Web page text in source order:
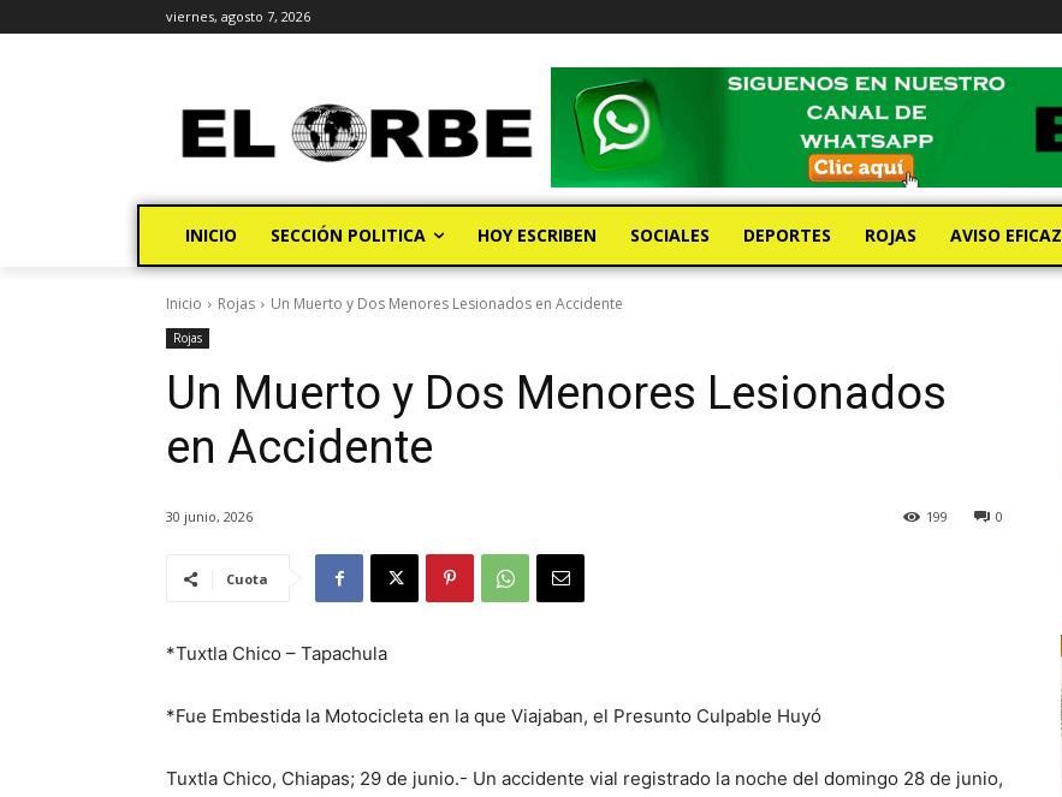
viernes, agosto 7, 2026
INICIO SECCIÓN POLITICA HOY ESCRIBEN SOCIALES DEPORTES ROJAS AVISO EFICAZ
Inicio Rojas Un Muerto y Dos Menores Lesionados en Accidente
Rojas
Un Muerto y Dos Menores Lesionados
en Accidente
30 junio, 2026 0
199
Cuota
*Tuxtla Chico – Tapachula
*Fue Embestida la Motocicleta en la que Viajaban, el Presunto Culpable Huyó
Tuxtla Chico, Chiapas; 29 de junio.- Un accidente vial registrado la noche del domingo 28 de junio,